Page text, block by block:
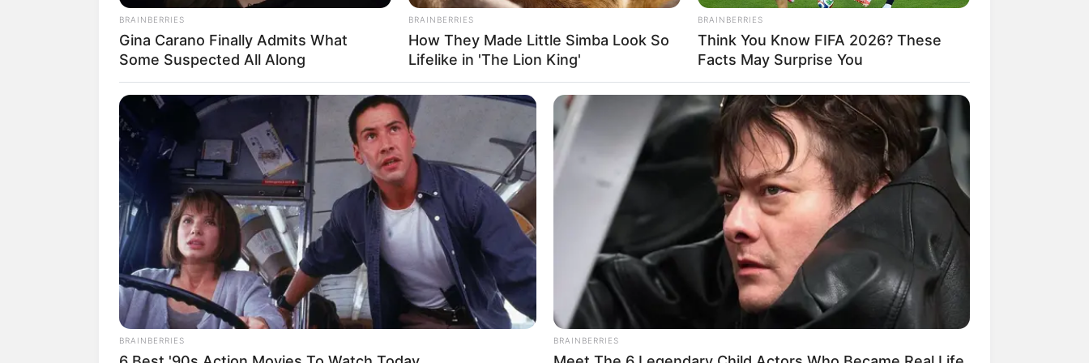
Lage der abgebildeten Teiche bei Clausthal-Zellerfeld:
Hier kann die Route zu diesem Ausflugsziel berechnet werden
. Außerdem bieten wir die GPS-Daten als Wegpunkt zum
Download im GPX-Formatan, für den Import in Navigationsgeräten und in Google Earth. Die GPS-Datenlauten: Latitude
(entspricht dem Breitengrad) = 51.7899 und Longitude (entspricht dem Längengrad) = 10.3679.
Parkplatz an der Harzhochstraße in der Nähe des Hirschler Teiches bei Clausthal-Zellerfeld als Markierung auf dem Stadtplan
bzw. der Landkarte von OpenStreetMap:
BRAINBERRIES
Gina Carano Finally Admits What
Some Suspected All Along
BRAINBERRIES
How They Made Little Simba Look So
Lifelike in 'The Lion King'
BRAINBERRIES
Think You Know FIFA 2026? These
Facts May Surprise You
BRAINBERRIES BRAINBERRIES
BUZZDAY
Embarrassing Prince William Moment
Caught On Camera (Watch)
NEXSCOOP
Millions Spend These Coins Without
Looking Twice
YOUR HEALTH AGENT
She Chose The Wrong Outfit For TV,
It's A Feast For Your Eyeballs